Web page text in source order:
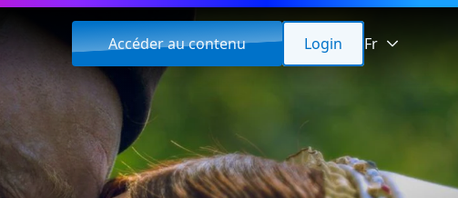
Accéder au contenu Login Fr